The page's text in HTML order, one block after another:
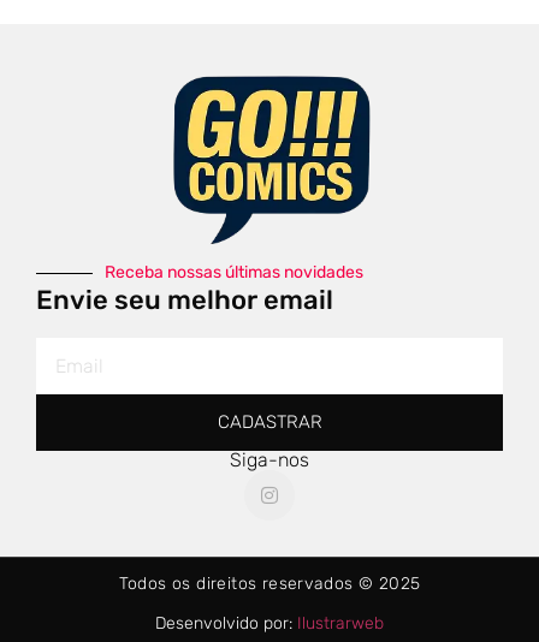
Receba nossas últimas novidades
Envie seu melhor email
CADASTRAR
Siga-nos
Todos os direitos reservados © 2025
Desenvolvido por: Ilustrarweb